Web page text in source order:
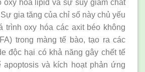
oxy hóa lipid và sự suy giảm chất
gia tăng của chỉ số này chủ yếu
trình oxy hóa các axit béo không
trong màng tế bào, tạo ra các
độc hại có khả năng gây chết tế
apoptosis và kích hoạt phản ứng